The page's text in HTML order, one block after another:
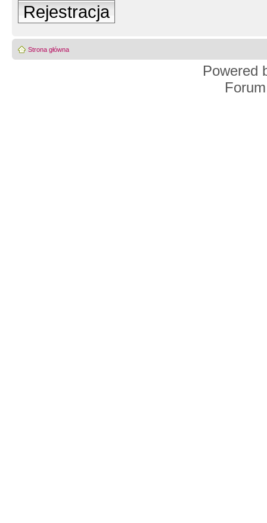
Rejestracja
Strona główna
Powered